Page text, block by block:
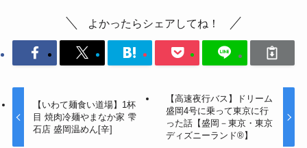
よかったらシェアしてね！
【いわて麺食い道場】1杯
目 焼肉冷麺やまなか家 雫
石店 盛岡温めん[辛]
【高速夜行バス】ドリーム
盛岡4号に乗って東京に行
った話【盛岡－東京・東京
ディズニーランド®】